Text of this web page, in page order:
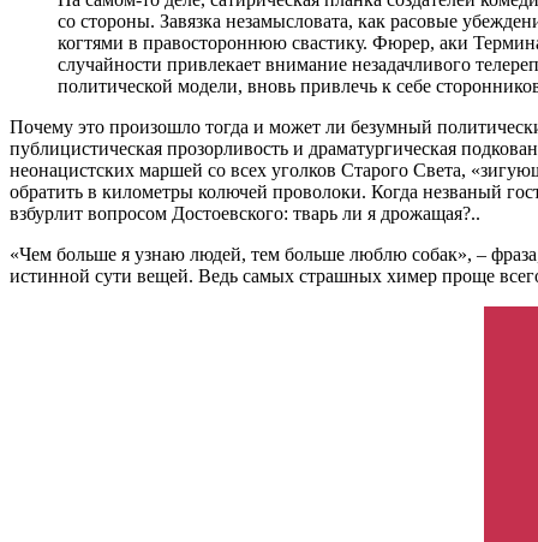
со стороны. Завязка незамысловата, как расовые
когтями в правостороннюю свастику. Фюрер, аки
случайности привлекает внимание незадачливого
политической модели, вновь привлечь к себе
Почему это произошло тогда и может ли безумный
публицистическая прозорливость и драматургическая
неонацистских маршей со всех уголков Старого Света,
обратить в километры колючей проволоки. Когда незваный
взбурлит вопросом Достоевского: тварь ли я дрожащая?..
«Чем больше я узнаю людей, тем больше люблю собак», –
истинной сути вещей. Ведь самых страшных химер проще